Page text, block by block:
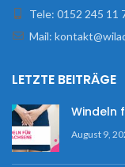
Tele: 0152 245 11
Mail:
LETZTE BEITRÄGE
Windeln
August 9,